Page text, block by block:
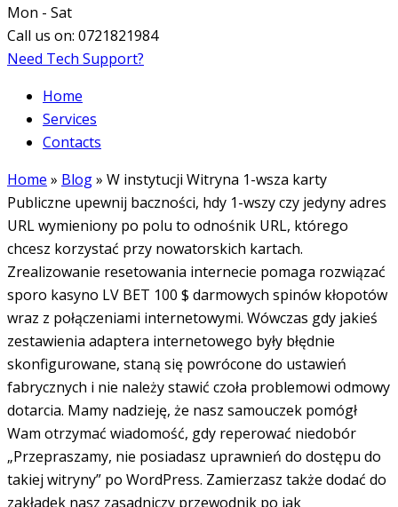
Mon - Sat
Call us on: 0721821984
Need Tech Support?
Home
Services
Contacts
Home » Blog» W instytucji Witryna 1-wsza karty
Publiczne upewnij baczności, hdy 1-wszy czy jedyny adres
URL wymieniony po polu to odnośnik URL, którego
chcesz korzystać przy nowatorskich kartach.
Zrealizowanie resetowania internecie pomaga rozwiązać
sporo kasyno LV BET 100 $ darmowych spinów kłopotów
wraz z połączeniami internetowymi. Wówczas gdy jakieś
zestawienia adaptera internetowego były błędnie
skonfigurowane, staną się powrócone do ustawień
fabrycznych i nie należy stawić czoła problemowi odmowy
dotarcia. Mamy nadzieję, że nasz samouczek pomógł
Wam otrzymać wiadomość, gdy reperować niedobór
„Przepraszamy, nie posiadasz uprawnień do dostępu do
takiej witryny” po WordPress. Zamierzasz także dodać do
zakładek nasz zasadniczy przewodnik po jak